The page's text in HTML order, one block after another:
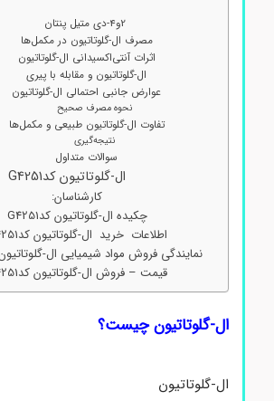
مصرف ال-گلوتاتیون در مکمل‌ها
اثرات آنتی‌اکسیدانی ال-گلوتاتیون
ال-گلوتاتیون و مقابله با پیری
عوارض جانبی احتمالی ال-گلوتاتیون
نحوه مصرف صحیح
تفاوت ال-گلوتاتیون طبیعی و مکمل‌ها
نتیجه‌گیری
سوالات متداول
ال-گلوتاتیون کدG4251
کارشناسان:
چکیده ال-گلوتاتیون کدG4251
اطلاعات خرید ال-گلوتاتیون کدG4251
نمایندگی فروش مواد شیمیایی ال-گلوتاتیون کدG4251
قیمت – فروش ال-گلوتاتیون کدG4251
ال-گلوتاتیون چیست؟
ال-گلوتاتیون